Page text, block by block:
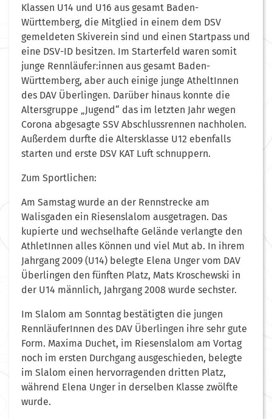
Klassen U14 und U16 aus gesamt Baden-
Württemberg, die Mitglied in einem dem DSV
gemeldeten Skiverein sind und einen Startpass und
eine DSV-ID besitzen. Im Starterfeld waren somit
junge Rennläufer:innen aus gesamt Baden-
Württemberg, aber auch einige junge AtheltInnen
des DAV Überlingen. Darüber hinaus konnte die
Altersgruppe „Jugend“ das im letzten Jahr wegen
Corona abgesagte SSV Abschlussrennen nachholen.
Außerdem durfte die Altersklasse U12 ebenfalls
starten und erste DSV KAT Luft schnuppern.
Zum Sportlichen:
Am Samstag wurde an der Rennstrecke am
Walisgaden ein Riesenslalom ausgetragen. Das
kupierte und wechselhafte Gelände verlangte den
AthletInnen alles Können und viel Mut ab. In ihrem
Jahrgang 2009 (U14) belegte Elena Unger vom DAV
Überlingen den fünften Platz, Mats Kroschewski in
der U14 männlich, Jahrgang 2008 wurde sechster.
Im Slalom am Sonntag bestätigten die jungen
RennläuferInnen des DAV Überlingen ihre sehr gute
Form. Maxima Duchet, im Riesenslalom am Vortag
noch im ersten Durchgang ausgeschieden, belegte
im Slalom einen hervorragenden dritten Platz,
während Elena Unger in derselben Klasse zwölfte
wurde.